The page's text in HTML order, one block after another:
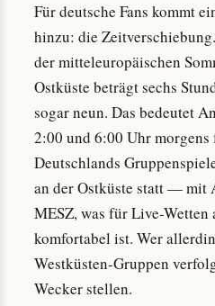
Für deutsche Fans kommt
hinzu: die
der mitteleuropäischen
Ostküste beträgt sechs
sogar neun. Das bedeutet
2:00 und 6:00 Uhr
Deutschlands
an der Ostküste statt — mit
MESZ, was für Live-Wetten
komfortabel ist. Wer
Westküsten-Gruppen
Wecker stellen.